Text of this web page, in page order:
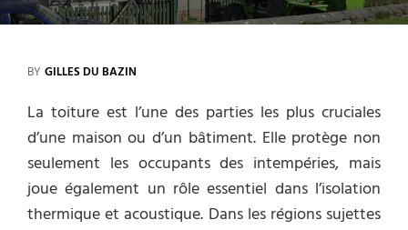
BY GILLES DU BAZIN
La toiture est l’une des parties les plus cruciales
d’une maison ou d’un bâtiment. Elle protège non
seulement les occupants des intempéries, mais
joue également un rôle essentiel dans l’isolation
thermique et acoustique. Dans les régions sujettes